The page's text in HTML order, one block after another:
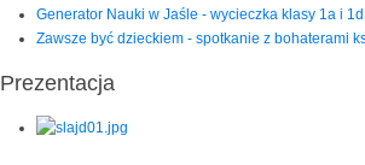
Generator Nauki w Jaśle - wycieczka klasy 1a i 1d
Zawsze być dzieckiem - spotkanie z bohaterami
Prezentacja